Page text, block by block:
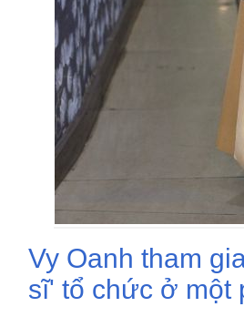
Vy Oanh tham
sĩ' tổ chức ở một